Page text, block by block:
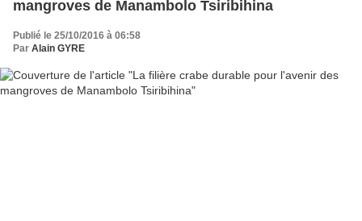
mangroves de Manambolo Tsiribihina
Publié le 25/10/2016 à 06:58
Par Alain GYRE